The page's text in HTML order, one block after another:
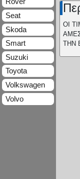
ΟΙ
ΤΗΝ
Seat
Skoda
Smart
Suzuki
Toyota
Volkswagen
Volvo